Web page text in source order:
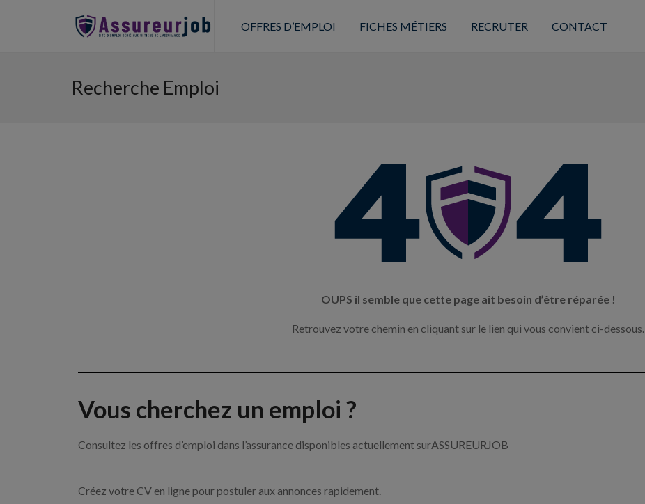
OFFRES D’EMPLOI FICHES MÉTIERS RECRUTER CONTACT
Recherche Emploi
OUPS il semble que cette page ait besoin d’être réparée !
Retrouvez votre chemin en cliquant sur le lien qui vous convient ci-dessous.
Vous cherchez un emploi ?
Consultez les offres d’emploi dans l’assurance disponibles actuellement surASSUREURJOB
Créez votre CV en ligne pour postuler aux annonces rapidement.